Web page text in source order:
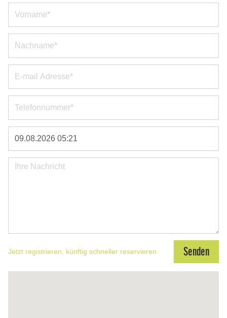
Jetzt registrieren, künftig schneller reservieren